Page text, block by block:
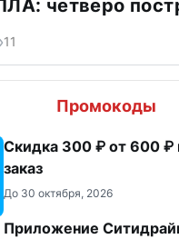
четверо
11
Промокоды
Скидка 300 ₽ от 600 ₽
заказ
До 30 октября, 2026
Приложение